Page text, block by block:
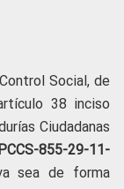
Social, de
38 inciso
Ciudadanas
855-29-11-
sea de forma